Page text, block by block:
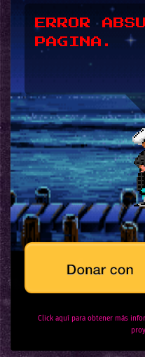
*UPSSS*
Click aquí para obtener más